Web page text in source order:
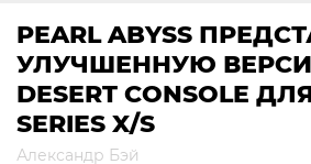
PEARL ABYSS
УЛУЧШЕННУЮ
DESERT CONSOLE
SERIES X/S
Александр Бэй